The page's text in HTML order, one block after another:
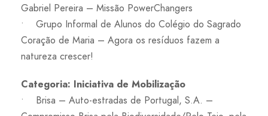
Gabriel Pereira – Missão PowerChangers
• Grupo Informal de Alunos do Colégio do Sagrado
Coração de Maria – Agora os resíduos fazem a
natureza crescer!
Categoria: Iniciativa de Mobilização
• Brisa – Auto-estradas de Portugal, S.A. –